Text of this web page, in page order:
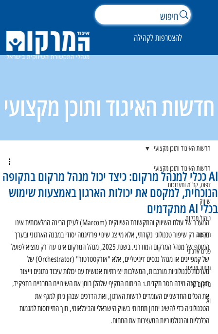
להצטרפות לקהילה
חדשות האיגוד ותוכן מקצועי
דפוס, קד"מ ותערוכות
שיווק
ניהול מרקום
תיקצוב
פנים ארגוני
מיתוג ועיצוב
מרקום טק
AI
חדשות האיגוד ותוכן מקצועי
AI ככלי למנהל מרקום: כיצד יכול מנהל מרקום בתקופה
הנוכחית, למקסם את יכולות הארגון באמצעות שימוש
בכלי AI מתקדמים
המעבר של עולם השיווק והתקשורת השיווקית (Marcom) לעידן הבינה המלאכותית אינו
מהווה רק שיפור טכנולוגי נקודתי, אלא מייצג שינוי פרדיגמה יסודי במבנה הארגוני ובערך
המוסף של מנהל המרקום המודרני. בשנת 2025, מנהל המרקום אינו עוד רק מוציא לפועל
של קמפיינים או מנהל נכסים דיגיטליים, אלא "אורקסטרטור" (Orchestrator) של
מערכות טכנולוגיות מורכבות, המשלבות יצירתיות אנושית עם יכולות עיבוד נתונים וייצור
תוכן בקנה מידה חסר תקדים.1 הניתוח המקיף שלהלן בוחן את השינויים המבניים בתפקיד,
את הכלים החדשניים העומדים לרשות הארגון, ואת הדרכים שבהן ניתן למנף את
הטכנולוגיה כדי להשיג יתרון תחרותי בשוק הישראלי והבינלאומי, תוך התייחסות למגמות
הכלכליות והרגולטוריות המעצבות את התחום.
חדשות האיגוד ותוכן מקצועי